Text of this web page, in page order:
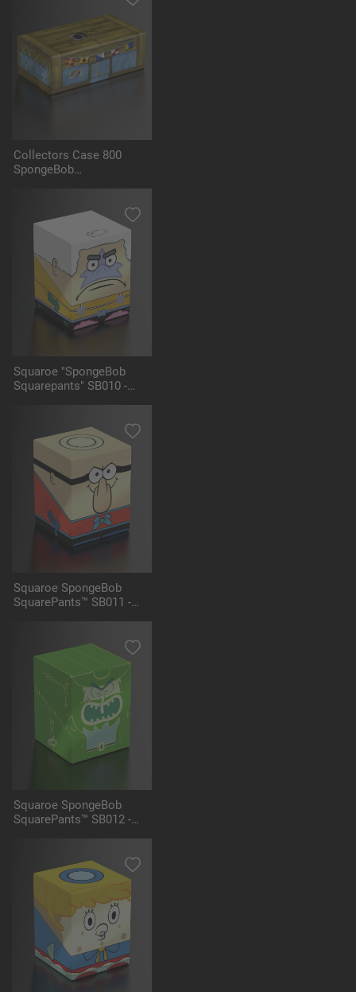
Collectors Case 800
SpongeBob
Squaroe "SpongeBob
Squarepants" SB010 -
Squaroe SpongeBob
SquarePants™ SB011 -
Squaroe SpongeBob
SquarePants™ SB012 -